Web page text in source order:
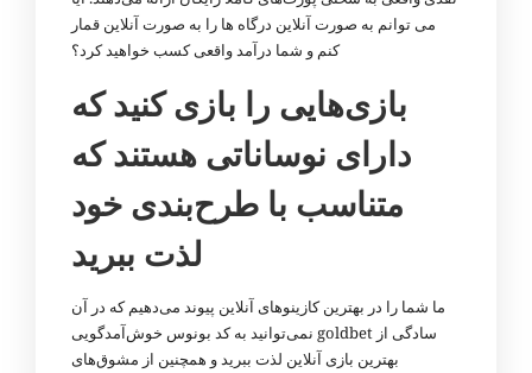
می توانم به صورت آنلاین درگاه ها را به صورت آنلاین قمار
کنم و شما درآمد واقعی کسب خواهید کرد؟
بازی‌هایی را بازی کنید که
دارای نوساناتی هستند که
متناسب با طرح‌بندی خود
لذت ببرید
ما شما را در بهترین کازینوهای آنلاین پیوند می‌دهیم که در آن
نمی‌توانید به کد بونوس خوش‌آمدگویی goldbet
بهترین بازی آنلاین لذت ببرید و همچنین از مشوق‌های